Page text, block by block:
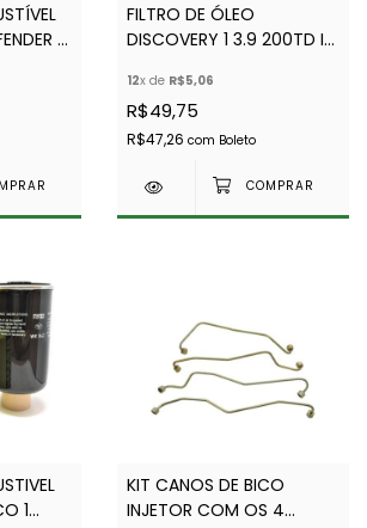
E
FILTRO DE ÓLEO
DISCOVERY 1 3.9 200TD I-
12x de R$5,06
R$49,75
R$47,26 com Boleto
1
KIT CANOS DE BICO
INJETOR COM OS 4